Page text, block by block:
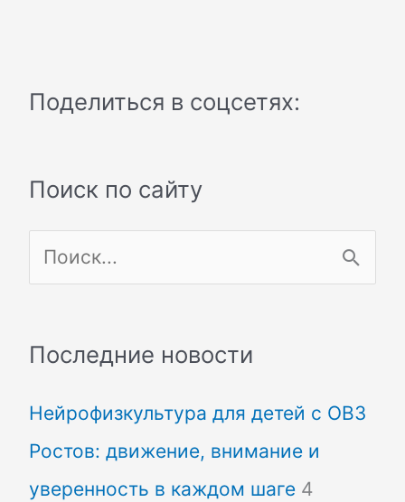
Поделиться в соцсетях:
Поиск по сайту
к
:
Последние новости
Нейрофизкультура для детей с ОВЗ
Ростов: движение, внимание и
уверенность в каждом шаге 4